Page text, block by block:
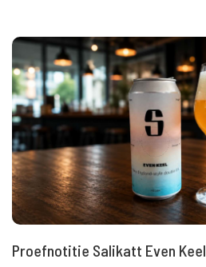
Proefnotitie Salikatt Even Keel